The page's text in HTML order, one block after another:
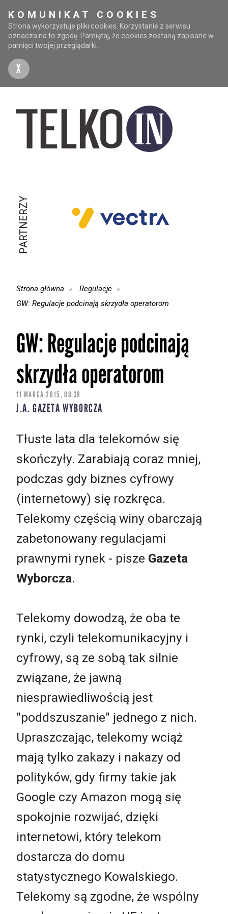
KOMUNIKAT COOKIES
Strona wykorzystuje pliki cookies. Korzystanie z serwisu
oznacza na to zgodę. Pamiętaj, że cookies zostaną zapisane w
pamięci twojej przeglądarki.
X
PARTNERZY
Strona główna
Regulacje
GW: Regulacje podcinają skrzydła operatorom
GW: Regulacje podcinają
skrzydła operatorom
11 MARCA 2015, 08:39
J.A. GAZETA WYBORCZA
Tłuste lata dla telekomów się
skończyły. Zarabiają coraz mniej,
podczas gdy biznes cyfrowy
(internetowy) się rozkręca.
Telekomy częścią winy obarczają
zabetonowany regulacjami
prawnymi rynek - pisze Gazeta
Wyborcza.
Telekomy dowodzą, że oba te
rynki, czyli telekomunikacyjny i
cyfrowy, są ze sobą tak silnie
związane, że jawną
niesprawiedliwością jest
"poddszuszanie" jednego z nich.
Upraszczając, telekomy wciąż
mają tylko zakazy i nakazy od
polityków, gdy firmy takie jak
Google czy Amazon mogą się
spokojnie rozwijać, dzięki
internetowi, który telekom
dostarcza do domu
statystycznego Kowalskiego.
Telekomy są zgodne, że wspólny